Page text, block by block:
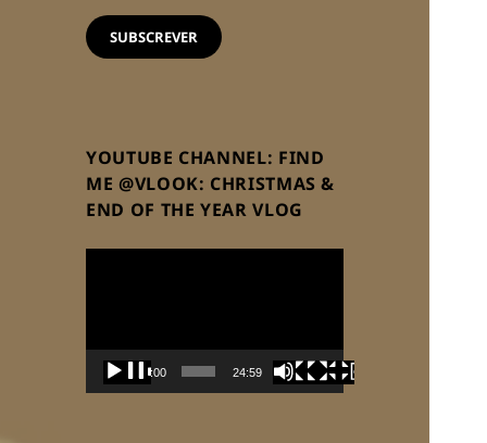
email
SUBSCREVER
YOUTUBE CHANNEL: FIND
ME @VLOOK: CHRISTMAS &
END OF THE YEAR VLOG
00:00 24:59